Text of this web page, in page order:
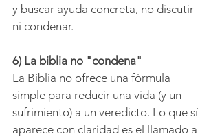
y buscar ayuda concreta, no discutir
ni condenar.
6) La biblia no "condena"
La Biblia no ofrece una fórmula
simple para reducir una vida (y un
sufrimiento) a un veredicto. Lo que sí
aparece con claridad es el llamado a